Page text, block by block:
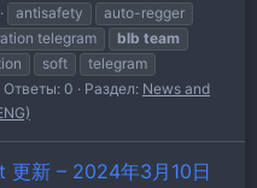
antisafety
auto-regger
telegram blb team
soft
telegram
Ответы: 0 Раздел: News and
更新 – 2024年3月10日